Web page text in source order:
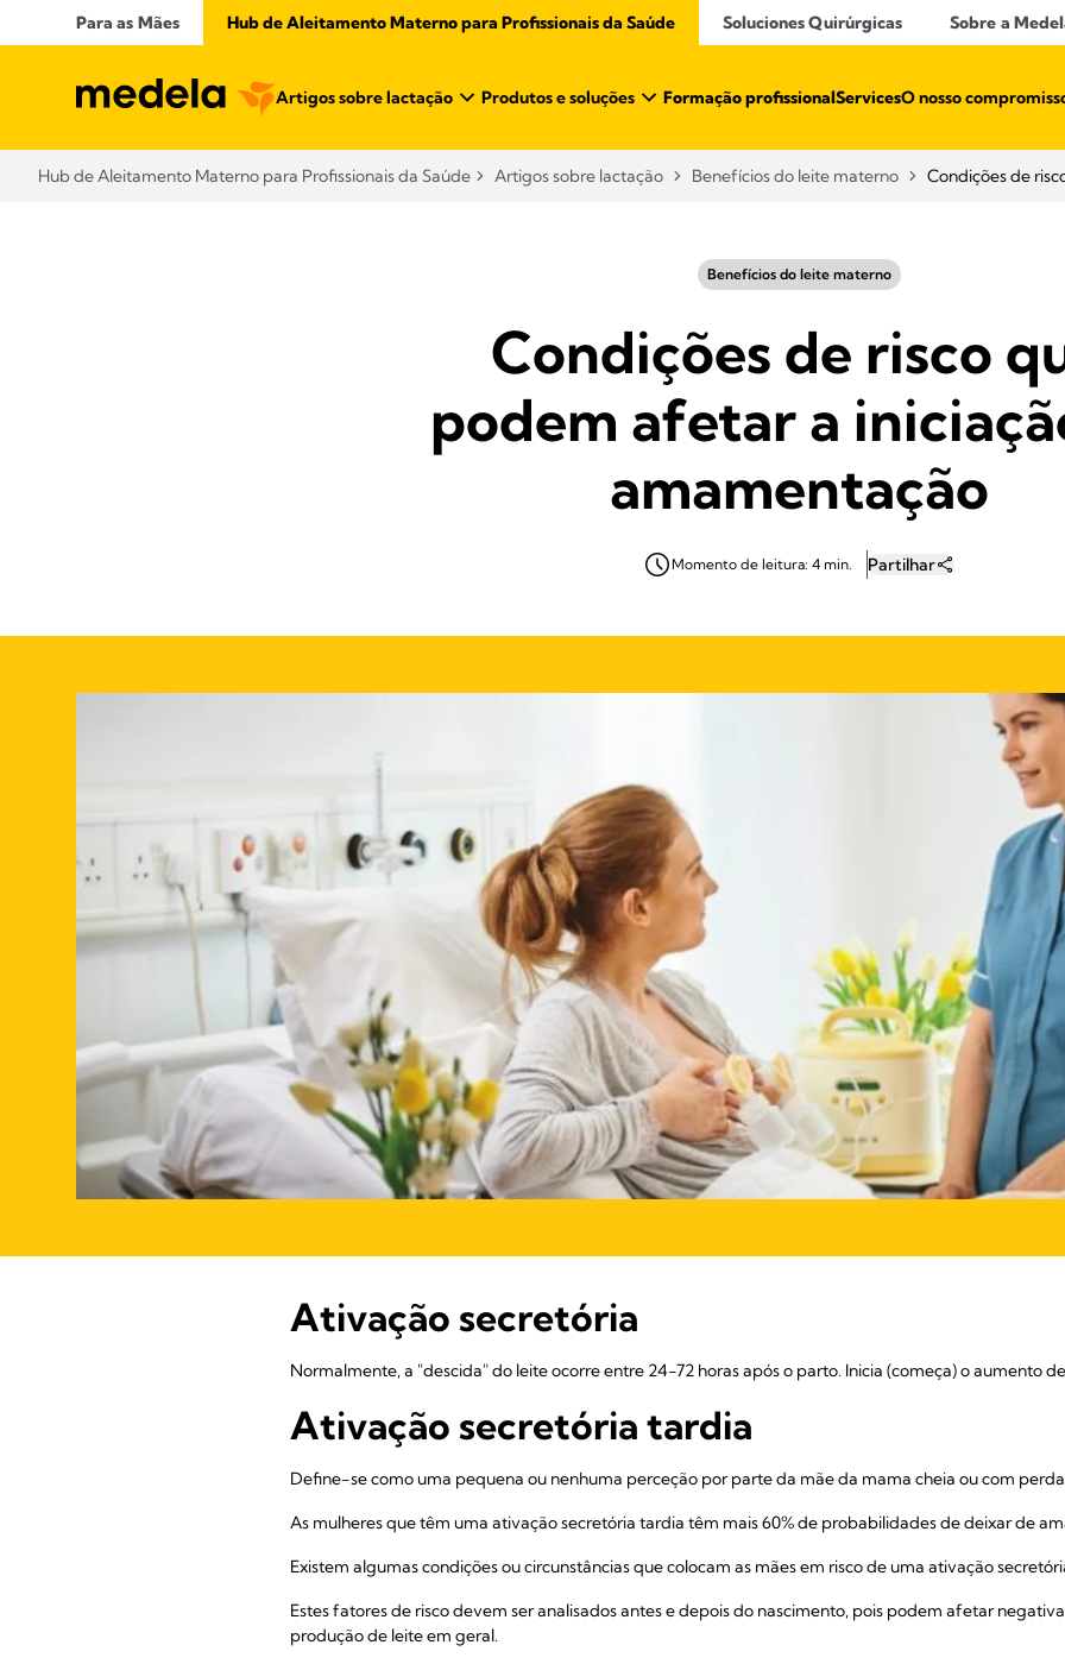
Para as Mães Hub de Aleitamento Materno para Profissionais da Saúde​ Soluciones Quirúrgicas Sobre a
Artigos sobre lactação Produtos e soluções Formação profissionalServicesO nosso
Hub de Aleitamento Materno para Profissionais da Saúde​ Artigos sobre lactação Benefícios do leite materno Condições de
Benefícios do leite materno
Condições de risco
podem afetar a
amamentação
Momento de leitura: 4 min. Partilhar
Ativação secretória
Normalmente, a "descida" do leite ocorre entre 24-72 horas após o parto. Inicia (começa) o aumento
Ativação secretória tardia
Define-se como uma pequena ou nenhuma perceção por parte da mãe da mama cheia ou com
As mulheres que têm uma ativação secretória tardia têm mais 60% de probabilidades de deixar de
Existem algumas condições ou circunstâncias que colocam as mães em risco de uma ativação
Estes fatores de risco devem ser analisados antes e depois do nascimento, pois podem afetar
produção de leite em geral.